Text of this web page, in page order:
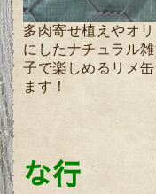
多肉寄せ植えやオ
にしたナチュラル
子で楽しめるリメ
ます！
な行